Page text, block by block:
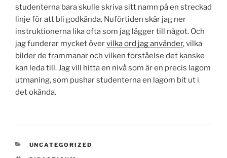
studenterna bara skulle skriva sitt namn på en streckad
linje för att bli godkända. Nuförtiden skär jag ner
instruktionerna lika ofta som jag lägger till något. Och
jag funderar mycket övervilka ord jag använder, vilka
bilder de frammanar och vilken förståelse det kanske
kan leda till. Jag vill hitta en nivå som är en precis lagom
utmaning, som pushar studenterna en lagom bit ut i
det okända.
CATEGORIES
UNCATEGORIZED